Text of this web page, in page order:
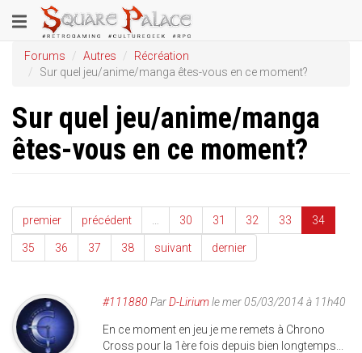
au
contenu
principal
Toggle
navigation
Forums Autres
Récréation
Sur quel jeu/anime/manga êtes-vous en ce moment?
Sur quel jeu/anime/manga
êtes-vous en ce moment?
premier précédent 30 31 32 33 34
35 36 37 38 suivant dernier
#111880 ParD-Liriumle mer 05/03/2014 à 11h40
En ce moment en jeu je me remets à Chrono
Cross pour la 1ère fois depuis bien longtemps...